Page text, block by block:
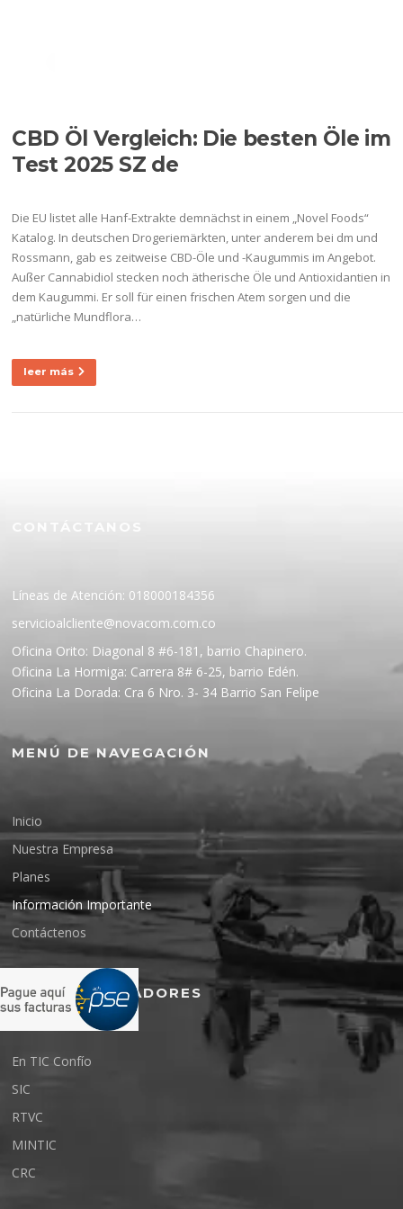
CBD Öl Vergleich: Die besten Öle im
Test 2025 SZ de
Die EU listet alle Hanf-Extrakte demnächst in einem „Novel Foods“
Katalog. In deutschen Drogeriemärkten, unter anderem bei dm und
Rossmann, gab es zeitweise CBD-Öle und -Kaugummis im Angebot.
Außer Cannabidiol stecken noch ätherische Öle und Antioxidantien in
dem Kaugummi. Er soll für einen frischen Atem sorgen und die
„natürliche Mundflora…
leer más
Líneas de Atención: 018000184356
servicioalcliente@novacom.com.co
Oficina Orito: Diagonal 8 #6-181, barrio Chapinero.
Oficina La Hormiga: Carrera 8# 6-25, barrio Edén.
Oficina La Dorada: Cra 6 Nro. 3- 34 Barrio San Felipe
MENÚ DE NAVEGACIÓN
Inicio
Nuestra Empresa
Planes
Información Importante
Contáctenos
ENTES REGULADORES
En TIC Confío
SIC
RTVC
MINTIC
CRC